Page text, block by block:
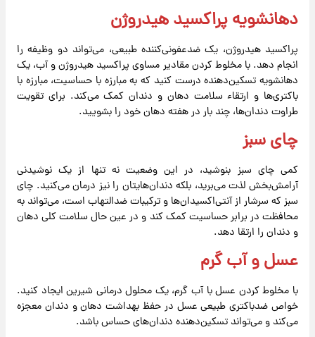
دهانشویه پراکسید هیدروژن
پراکسید هیدروژن، یک ضدعفونی‌کننده طبیعی، می‌تواند دو وظیفه را
انجام دهد. با مخلوط کردن مقادیر مساوی پراکسید هیدروژن و آب، یک
دهانشویه تسکین‌دهنده درست کنید که به مبارزه با حساسیت، مبارزه با
باکتری‌ها و ارتقاء سلامت دهان و دندان کمک می‌کند. برای تقویت
طراوت دندان‌ها، چند بار در هفته دهان خود را بشویید.
چای سبز
کمی چای سبز بنوشید، در این وضعیت نه تنها از یک نوشیدنی
آرامش‌بخش لذت می‌برید، بلکه دندان‌هایتان را نیز درمان می‌کنید. چای
سبز که سرشار از آنتی‌اکسیدان‌ها و ترکیبات ضدالتهاب است، می‌تواند به
محافظت در برابر حساسیت کمک کند و در عین حال سلامت کلی دهان
و دندان را ارتقا دهد.
عسل و آب گرم
با مخلوط کردن عسل با آب گرم، یک محلول درمانی شیرین ایجاد کنید.
خواص ضدباکتری طبیعی عسل در حفظ بهداشت دهان و دندان معجزه
می‌کند و می‌تواند تسکین‌دهنده‌ دندان‌های حساس باشد.